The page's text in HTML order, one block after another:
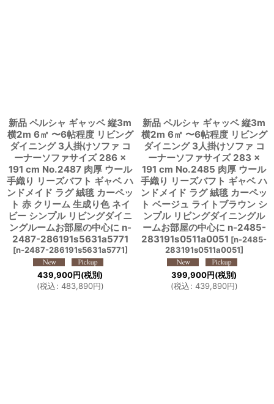
新品 ペルシャ ギャッベ 縦3m
横2m 6㎡ 〜6帖程度 リビング
ダイニング 3人掛けソファ コ
ーナーソファサイズ 286 ×
191 cm No.2487 肉厚 ウール
手織り リーズバフト ギャベ ハ
ンドメイド ラグ 絨毯 カーペッ
ト 赤 クリーム 生成り色 ネイ
ビー シンプル リビングダイニ
ングルームお部屋の中心に n-
2487-286191s5631a5771
[n-2487-286191s5631a5771]
439,900円(税別)
(税込: 483,890円)
新品 ペルシャ ギャッベ 縦3m
横2m 6㎡ 〜6帖程度 リビング
ダイニング 3人掛けソファ コ
ーナーソファサイズ 283 ×
191 cm No.2485 肉厚 ウール
手織り リーズバフト ギャベ ハ
ンドメイド ラグ 絨毯 カーペッ
ト ベージュ ライトブラウン シ
ンプル リビングダイニングル
ームお部屋の中心に n-2485-
283191s0511a0051 [n-2485-
283191s0511a0051]
399,900円(税別)
(税込: 439,890円)